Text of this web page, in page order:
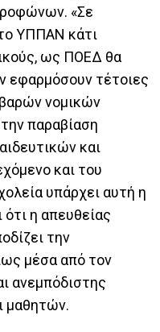
«Σε
ΥΠΠΑΝ κάτι
ως ΠΟΕΔ θα
εφαρμόσουν τέτοιες
νομικών
παραβίαση
και
και του
υπάρχει αυτή η
η απευθείας
την
μέσα από τον
ανεμπόδιστης
μαθητών.